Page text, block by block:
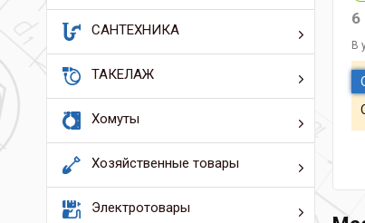
САНТЕХНИКА
ТАКЕЛАЖ
Хомуты
Хозяйственные товары
Электротовары
6
В